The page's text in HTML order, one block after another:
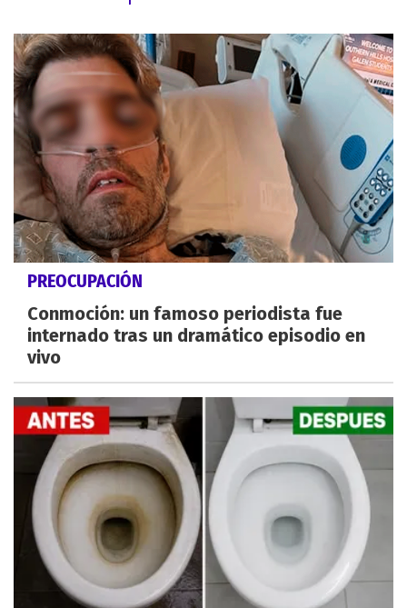
PREOCUPACIÓN
Conmoción: un famoso periodista fue
internado tras un dramático episodio en
vivo